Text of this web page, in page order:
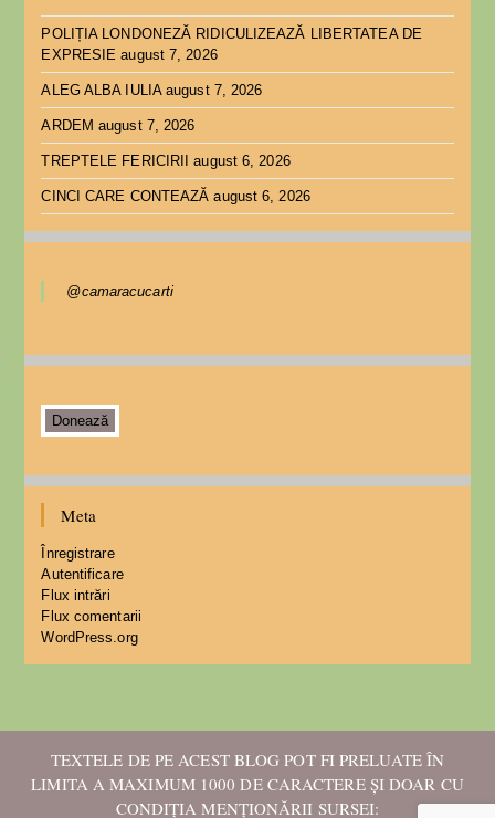
POLIȚIA LONDONEZĂ RIDICULIZEAZĂ LIBERTATEA DE
EXPRESIE august 7, 2026
ALEG ALBA IULIA august 7, 2026
ARDEM august 7, 2026
TREPTELE FERICIRII august 6, 2026
CINCI CARE CONTEAZĂ august 6, 2026
@camaracucarti
Donează
Meta
Înregistrare
Autentificare
Flux intrări
Flux comentarii
WordPress.org
TEXTELE DE PE ACEST BLOG POT FI PRELUATE ÎN
LIMITA A MAXIMUM 1000 DE CARACTERE ȘI DOAR CU
CONDIȚIA MENȚIONĂRII SURSEI: